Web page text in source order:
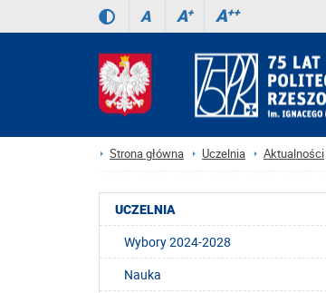
A A+ A++
Strona główna Uczelnia Aktualności
UCZELNIA
Wybory 2024-2028
Nauka